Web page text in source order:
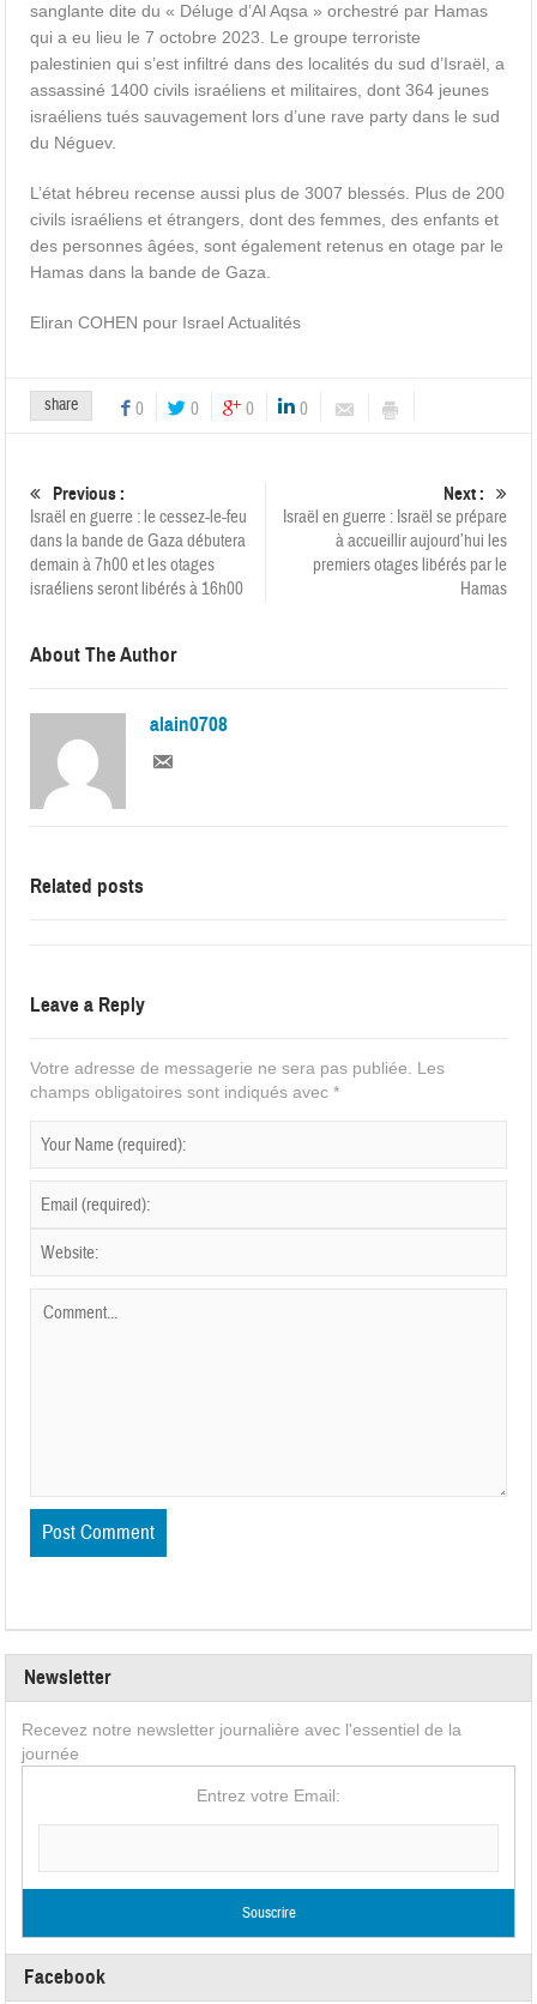
sanglante dite du « Déluge d’Al Aqsa » orchestré par Hamas
qui a eu lieu le 7 octobre 2023. Le groupe terroriste
palestinien qui s’est infiltré dans des localités du sud d’Israël, a
assassiné 1400 civils israéliens et militaires, dont 364 jeunes
israéliens tués sauvagement lors d’une rave party dans le sud
du Néguev.
L’état hébreu recense aussi plus de 3007 blessés. Plus de 200
civils israéliens et étrangers, dont des femmes, des enfants et
des personnes âgées, sont également retenus en otage par le
Hamas dans la bande de Gaza.
Eliran COHEN pour Israel Actualités
share 0 0 0 0
Previous :
Israël en guerre : le cessez-le-feu
dans la bande de Gaza débutera
demain à 7h00 et les otages
israéliens seront libérés à 16h00
Next :
Israël en guerre : Israël se prépare
à accueillir aujourd’hui les
premiers otages libérés par le
Hamas
About The Author
alain0708
Related posts
Leave a Reply
Votre adresse de messagerie ne sera pas publiée. Les
champs obligatoires sont indiqués avec*
Newsletter
Recevez notre newsletter journalière avec l'essentiel de la
journée
Entrez votre Email:
Facebook